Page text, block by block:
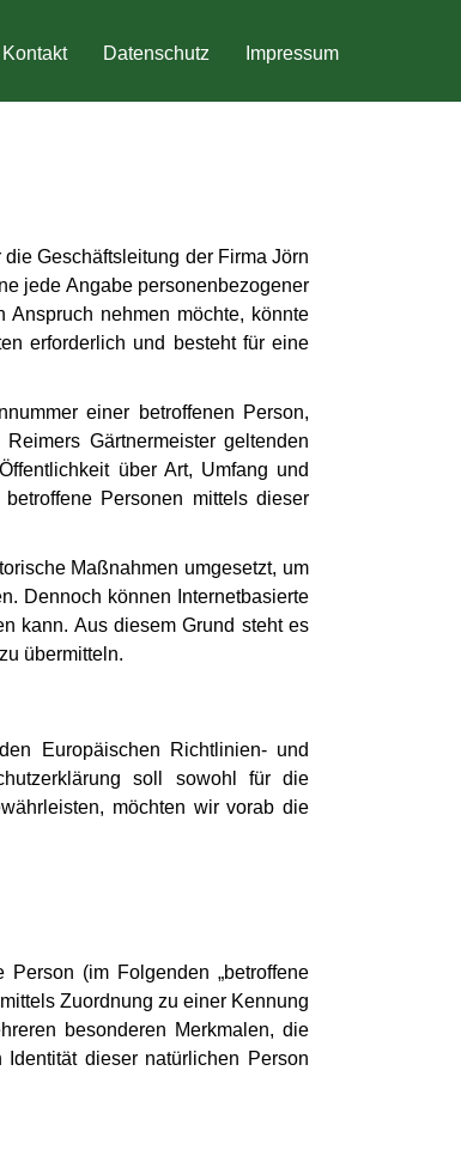
Kontakt Datenschutz Impressum
Geschäftsleitung der Firma Jörn
jede Angabe personenbezogener
Anspruch nehmen möchte, könnte
erforderlich und besteht für eine
einer betroffenen Person,
Gärtnermeister geltenden
über Art, Umfang und
Personen mittels dieser
Maßnahmen umgesetzt, um
Dennoch können Internetbasierte
kann. Aus diesem Grund steht es
übermitteln.
Europäischen Richtlinien- und
soll sowohl für die
möchten wir vorab die
(im Folgenden „betroffene
Zuordnung zu einer Kennung
besonderen Merkmalen, die
dieser natürlichen Person